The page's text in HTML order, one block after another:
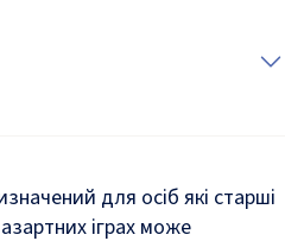
для осіб які старші
іграх може